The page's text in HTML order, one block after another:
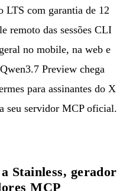
LTS com garantia de 12
remoto das sessões CLI
no mobile, na web e
Preview chega
para assinantes do X
seu servidor MCP oficial.
Stainless, gerador
MCP